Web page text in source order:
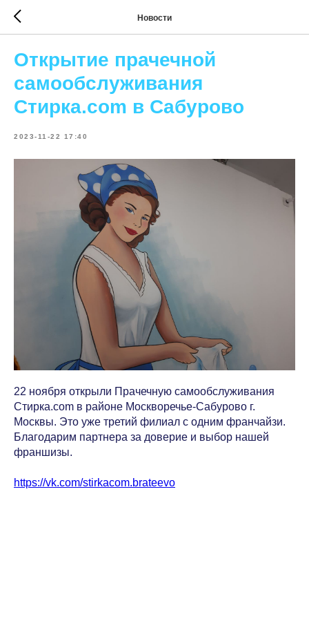
Новости
Открытие прачечной
самообслуживания
Стирка.com в Сабурово
2023-11-22 17:40
22 ноября открыли Прачечную самообслуживания
Стирка.com в районе Москворечье-Сабурово г.
Москвы. Это уже третий филиал с одним франчайзи.
Благодарим партнера за доверие и выбор нашей
франшизы.
https://vk.com/stirkacom.brateevo